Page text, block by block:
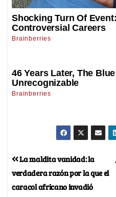
La maldita vanidad: la
verdadera razón por la que el
caracol africano invadió